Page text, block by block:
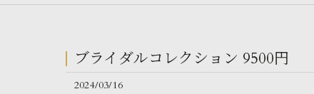
ブライダルコレクション 9500円
2024/03/16